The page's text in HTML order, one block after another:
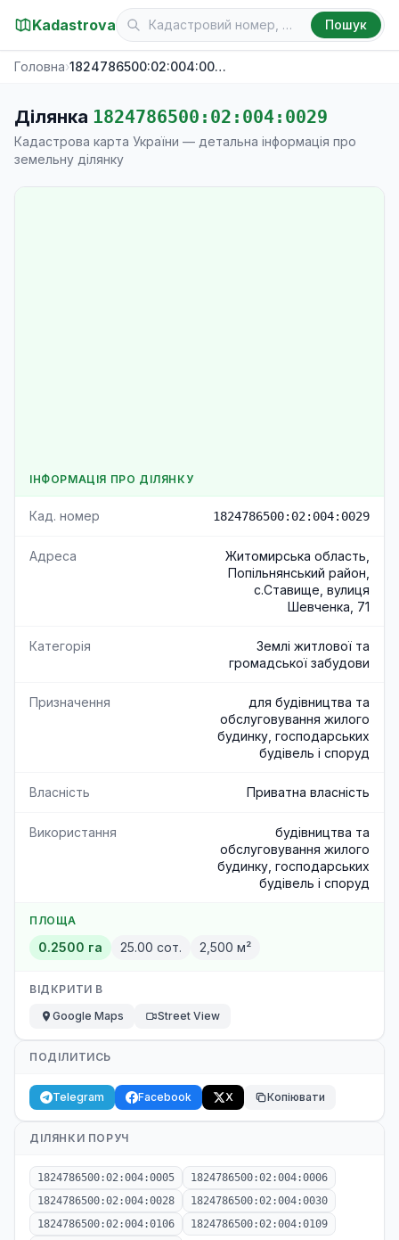
Kadastrova Пошук
Головна› 1824786500:02:004:0029
Ділянка 1824786500:02:004:0029
Кадастрова карта України — детальна інформація про
земельну ділянку
ІНФОРМАЦІЯ ПРО ДІЛЯНКУ
Кад. номер 1824786500:02:004:0029
Адреса
Житомирська область,
Попільнянський район,
с.Ставище, вулиця
Шевченка, 71
Категорія
Землі житлової та
громадської забудови
Призначення
для будівництва та
обслуговування жилого
будинку, господарських
будівель і споруд
Власність Приватна власність
Використання
будівництва та
обслуговування жилого
будинку, господарських
будівель і споруд
ПЛОЩА
0.2500 га 25.00 сот. 2,500 м²
ВІДКРИТИ В
Google Maps
Street View
ПОДІЛИТИСЬ
Telegram Facebook X Копіювати
ДІЛЯНКИ ПОРУЧ
1824786500:02:004:0005
1824786500:02:004:0006
1824786500:02:004:0028
1824786500:02:004:0030
1824786500:02:004:0106
1824786500:02:004:0109